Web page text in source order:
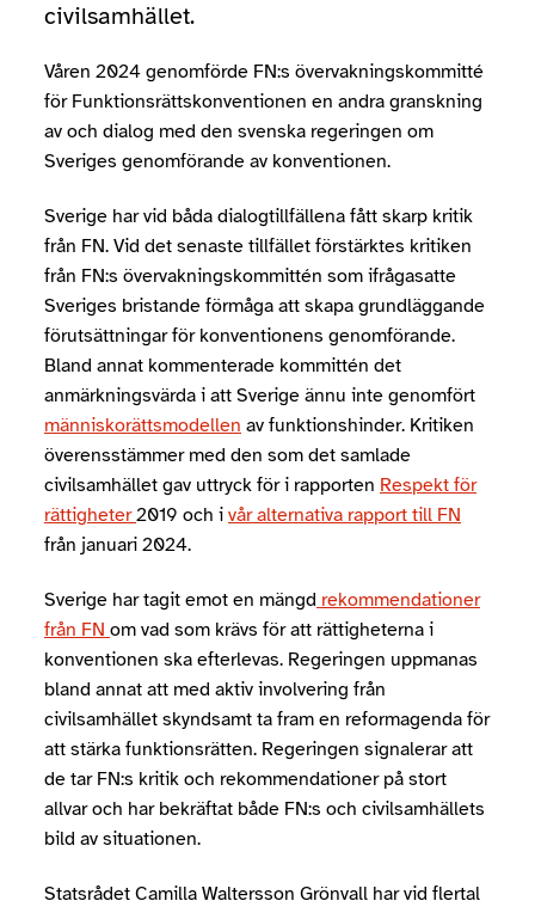
civilsamhället.
Våren 2024 genomförde FN:s övervakningskommitté
för Funktionsrättskonventionen en andra granskning
av och dialog med den svenska regeringen om
Sveriges genomförande av konventionen.
Sverige har vid båda dialogtillfällena fått skarp kritik
från FN. Vid det senaste tillfället förstärktes kritiken
från FN:s övervakningskommittén som ifrågasatte
Sveriges bristande förmåga att skapa grundläggande
förutsättningar för konventionens genomförande.
Bland annat kommenterade kommittén det
anmärkningsvärda i att Sverige ännu inte genomfört
människorättsmodellen av funktionshinder. Kritiken
överensstämmer med den som det samlade
civilsamhället gav uttryck för i rapporten Respekt för
rättigheter2019 och i vår alternativa rapport till FN
från januari 2024.
Sverige har tagit emot en mängd rekommendationer
från FN om vad som krävs för att rättigheterna i
konventionen ska efterlevas. Regeringen uppmanas
bland annat att med aktiv involvering från
civilsamhället skyndsamt ta fram en reformagenda för
att stärka funktionsrätten. Regeringen signalerar att
de tar FN:s kritik och rekommendationer på stort
allvar och har bekräftat både FN:s och civilsamhällets
bild av situationen.
Statsrådet Camilla Waltersson Grönvall har vid flertal